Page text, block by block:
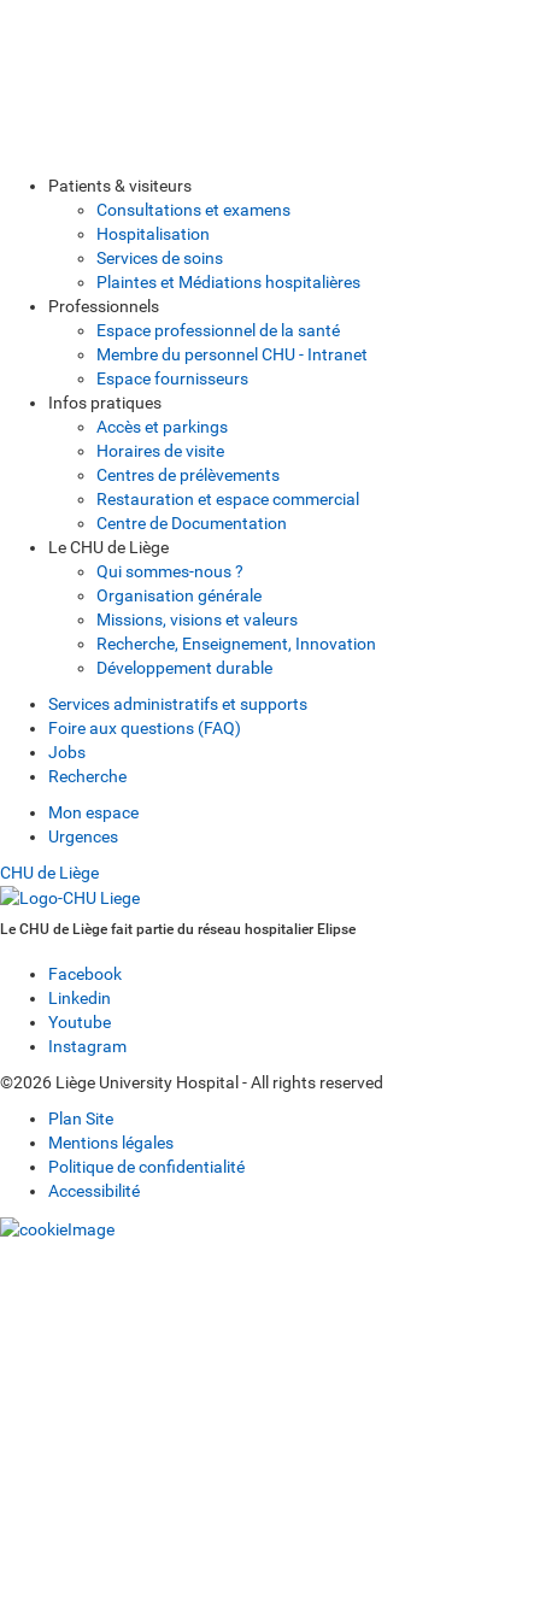
Patients & visiteurs
Consultations et examens
Hospitalisation
Services de soins
Plaintes et Médiations hospitalières
Professionnels
Espace professionnel de la santé
Membre du personnel CHU - Intranet
Espace fournisseurs
Infos pratiques
Accès et parkings
Horaires de visite
Centres de prélèvements
Restauration et espace commercial
Centre de Documentation
Le CHU de Liège
Qui sommes-nous ?
Organisation générale
Missions, visions et valeurs
Recherche, Enseignement, Innovation
Développement durable
Services administratifs et supports
Foire aux questions (FAQ)
Jobs
Recherche
Mon espace
Urgences
CHU de Liège
Le CHU de Liège fait partie du réseau hospitalier Elipse
Facebook
Linkedin
Youtube
Instagram
©2026 Liège University Hospital - All rights reserved
Plan Site
Mentions légales
Politique de confidentialité
Accessibilité